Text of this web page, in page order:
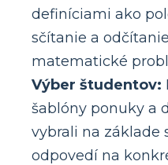
definíciami ako
sčítanie a
matematické
Výber študentov:
šablóny ponuky a
vybrali na základe
odpovedí na